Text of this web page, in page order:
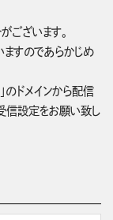
ございます。
すのであらかじめ
ドメインから配信
信設定をお願い致し